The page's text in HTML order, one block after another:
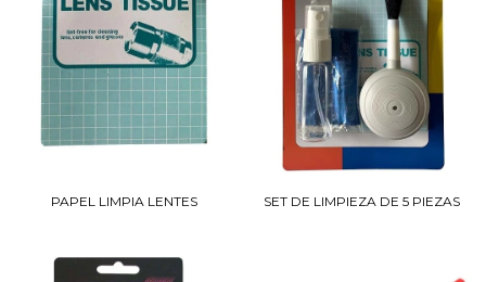
PAPEL LIMPIA LENTES SET DE LIMPIEZA DE 5 PIEZAS